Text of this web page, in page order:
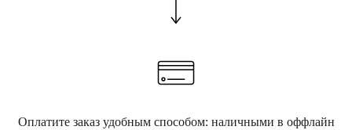
Оплатите заказ удобным способом: наличными в оффлайн